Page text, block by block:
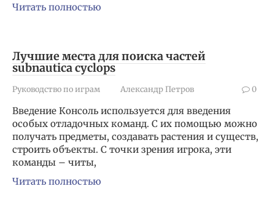
Читать полностью
Лучшие места для поиска частей
subnautica cyclops
Руководство по играм Александр Петров 0
Введение Консоль используется для введения
особых отладочных команд. С их помощью можно
получать предметы, создавать растения и существ,
строить объекты. С точки зрения игрока, эти
команды – читы,
Читать полностью